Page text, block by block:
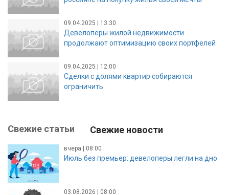
09.04.2025 | 13:30
Девелоперы жилой недвижимости
продолжают оптимизацию своих портфелей
09.04.2025 | 12:00
Сделки с долями квартир собираются
ограничить
Свежие статьи Свежие новости
вчера | 08:00
Июль без премьер: девелоперы легли на дно
03.08.2026 | 08:00